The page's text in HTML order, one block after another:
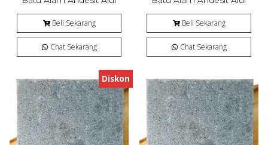
Beli Sekarang
Chat Sekarang
Beli Sekarang
Chat Sekarang
Diskon